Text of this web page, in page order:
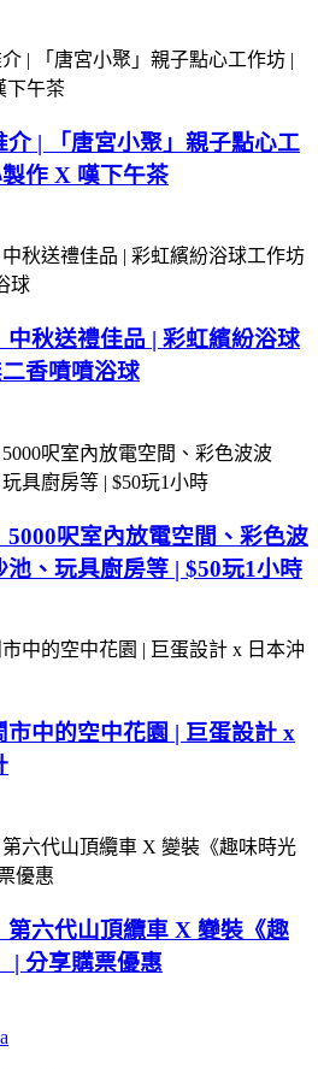
| 「唐宮小聚」親子點心工
作 X 嘆下午茶
中秋送禮佳品 | 彩虹繽紛浴球
香噴噴浴球
5000呎室內放電空間、彩色波
、玩具廚房等 | $50玩1小時
市中的空中花園 | 巨蛋設計 x
第六代山頂纜車 X 變裝《趣
| 分享購票優惠